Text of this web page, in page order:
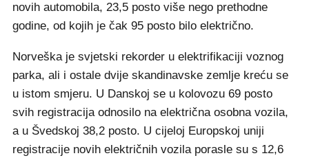
novih automobila, 23,5 posto više nego prethodne
godine, od kojih je čak 95 posto bilo električno.
Norveška je svjetski rekorder u elektrifikaciji voznog
parka, ali i ostale dvije skandinavske zemlje kreću se
u istom smjeru. U Danskoj se u kolovozu 69 posto
svih registracija odnosilo na električna osobna vozila,
a u Švedskoj 38,2 posto. U cijeloj Europskoj uniji
registracije novih električnih vozila porasle su s 12,6